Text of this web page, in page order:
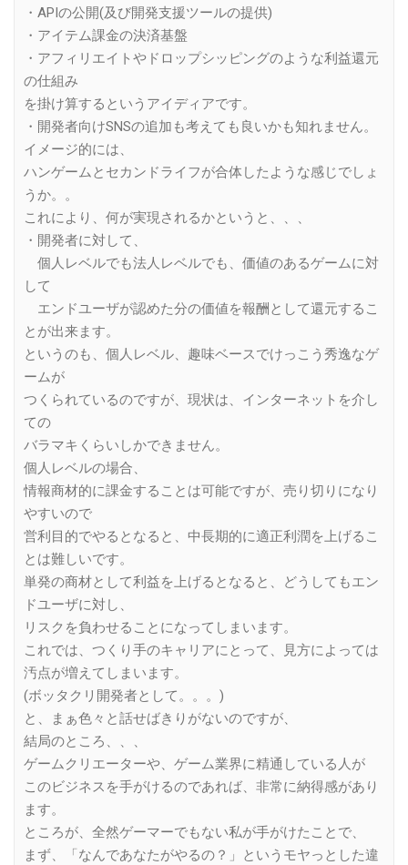
・APIの公開(及び開発支援ツールの提供)
・アイテム課金の決済基盤
・アフィリエイトやドロップシッピングのような利益還元
の仕組み
を掛け算するというアイディアです。
・開発者向けSNSの追加も考えても良いかも知れません。
イメージ的には、
ハンゲームとセカンドライフが合体したような感じでしょ
うか。。
これにより、何が実現されるかというと、、、
・開発者に対して、
個人レベルでも法人レベルでも、価値のあるゲームに対
して
エンドユーザが認めた分の価値を報酬として還元するこ
とが出来ます。
というのも、個人レベル、趣味ベースでけっこう秀逸なゲ
ームが
つくられているのですが、現状は、インターネットを介し
ての
バラマキくらいしかできません。
個人レベルの場合、
情報商材的に課金することは可能ですが、売り切りになり
やすいので
営利目的でやるとなると、中長期的に適正利潤を上げるこ
とは難しいです。
単発の商材として利益を上げるとなると、どうしてもエン
ドユーザに対し、
リスクを負わせることになってしまいます。
これでは、つくり手のキャリアにとって、見方によっては
汚点が増えてしまいます。
(ボッタクリ開発者として。。。)
と、まぁ色々と話せばきりがないのですが、
結局のところ、、、
ゲームクリエーターや、ゲーム業界に精通している人が
このビジネスを手がけるのであれば、非常に納得感があり
ます。
ところが、全然ゲーマーでもない私が手がけたことで、
まず、「なんであなたがやるの？」というモヤっとした違